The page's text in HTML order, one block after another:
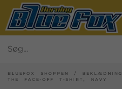
BLUEFOX SHOPPEN / BEKLÆDNING
THE FACE-OFF T-SHIRT, NAVY